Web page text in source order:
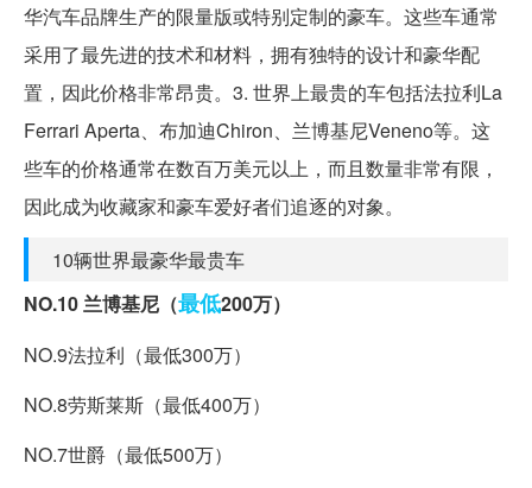
华汽车品牌生产的限量版或特别定制的豪车。这些车通常
采用了最先进的技术和材料，拥有独特的设计和豪华配
置，因此价格非常昂贵。3. 世界上最贵的车包括法拉利La
Ferrari Aperta、布加迪Chiron、兰博基尼Veneno等。这
些车的价格通常在数百万美元以上，而且数量非常有限，
因此成为收藏家和豪车爱好者们追逐的对象。
10辆世界最豪华最贵车
NO.10 兰博基尼（最低200万）
NO.9法拉利（最低300万）
NO.8劳斯莱斯（最低400万）
NO.7世爵（最低500万）